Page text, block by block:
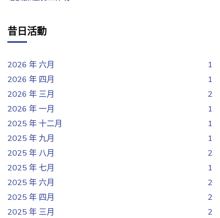
昔日活動
2026 年 六月
1
2026 年 四月
1
2026 年 三月
2
2026 年 一月
1
2025 年 十二月
1
2025 年 九月
1
2025 年 八月
2
2025 年 七月
1
2025 年 六月
2
2025 年 四月
2
2025 年 三月
2